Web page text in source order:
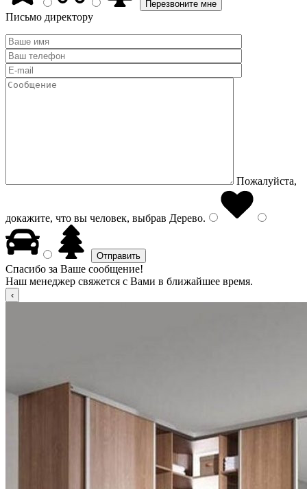
Письмо директору
Пожалуйста,
докажите, что вы человек, выбрав Дерево.
Спасибо за Ваше сообщение!
Наш менеджер свяжется с Вами в ближайшее время.